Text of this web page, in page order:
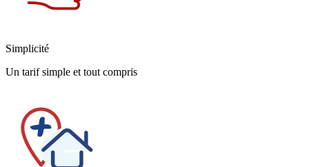
Simplicité
Un tarif simple et tout compris